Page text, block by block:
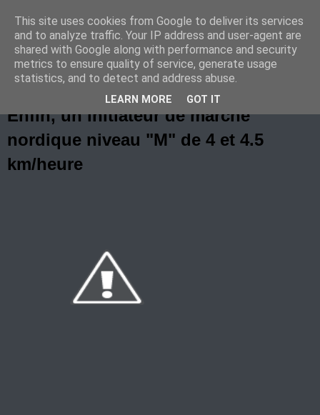
Marche Nordique au RIF
samedi 16 mai 2009
Enfin, un initiateur de marche
nordique niveau "M" de 4 et 4.5
km/heure
This site uses cookies from Google to deliver its services
and to analyze traffic. Your IP address and user-agent are
shared with Google along with performance and security
metrics to ensure quality of service, generate usage
statistics, and to detect and address abuse.
LEARN MORE GOT IT